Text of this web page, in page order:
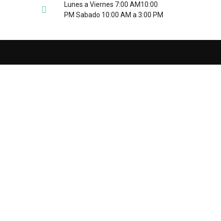
Lunes a Viernes 7:00 AM10:00
PM Sabado 10:00 AM a 3:00 PM